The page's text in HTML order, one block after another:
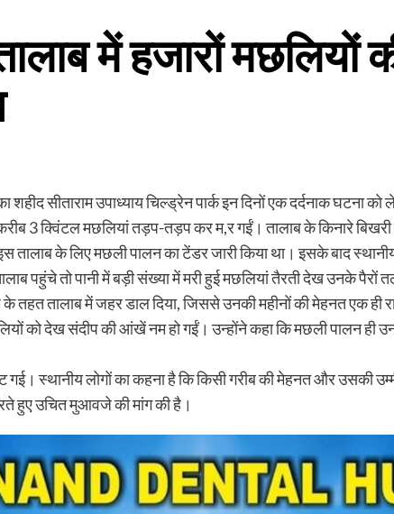
में हजारों
शहीद सीताराम उपाध्याय चिल्ड्रेन पार्क इन दिनों एक दर्दनाक घटना
करीब 3 क्विंटल मछलियां तड़प-तड़प कर म,र गईं। तालाब के किनारे
तालाब के लिए मछली पालन का टेंडर जारी किया था। इसके बाद
पहुंचे तो पानी में बड़ी संख्या में मरी हुई मछलियां तैरती देख उनके पैरों
तहत तालाब में जहर डाल दिया, जिससे उनकी महीनों की मेहनत एक ही
को देख संदीप की आंखें नम हो गईं। उन्होंने कहा कि मछली पालन ही
स्थानीय लोगों का कहना है कि किसी गरीब की मेहनत और उसकी
हुए उचित मुआवजे की मांग की है।